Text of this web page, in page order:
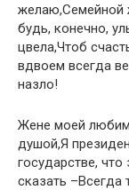
желаю,Семейной
будь, конечно,
цвела,Чтоб
вдвоем всегда
назло!
Жене моей
душой,Я
государстве,
сказать –Всегда